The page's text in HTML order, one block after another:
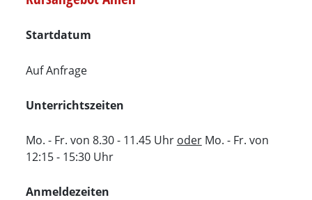
Startdatum
Auf Anfrage
Unterrichtszeiten
Mo. - Fr. von 8.30 - 11.45 Uhr oderMo. - Fr. von
12:15 - 15:30 Uhr
Anmeldezeiten